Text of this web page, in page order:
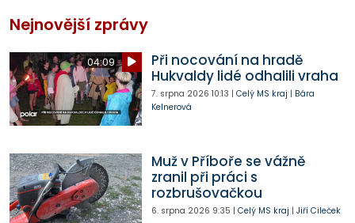
Nejnovější zprávy
04:09
Při nocování na hradě
Hukvaldy lidé odhalili vraha
7. srpna 2026 10:13 | Celý MS kraj | Bára
Kelnerová
Muž v Příboře se vážně
zranil při práci s
rozbrušovačkou
6. srpna 2026 9:35 | Celý MS kraj | Jiří Cileček